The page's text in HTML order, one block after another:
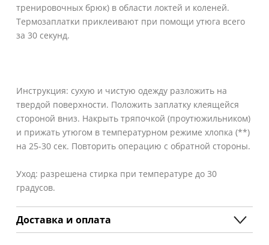
тренировочных брюк) в области локтей и коленей.
Термозаплатки приклеивают при помощи утюга всего
за 30 секунд.
Инструкция: сухую и чистую одежду разложить на
твердой поверхности. Положить заплатку клеящейся
стороной вниз. Накрыть тряпочкой (проутюжильником)
и прижать утюгом в температурном режиме хлопка (**)
на 25-30 сек. Повторить операцию с обратной стороны.
Уход: разрешена стирка при температуре до 30
градусов.
Доставка и оплата